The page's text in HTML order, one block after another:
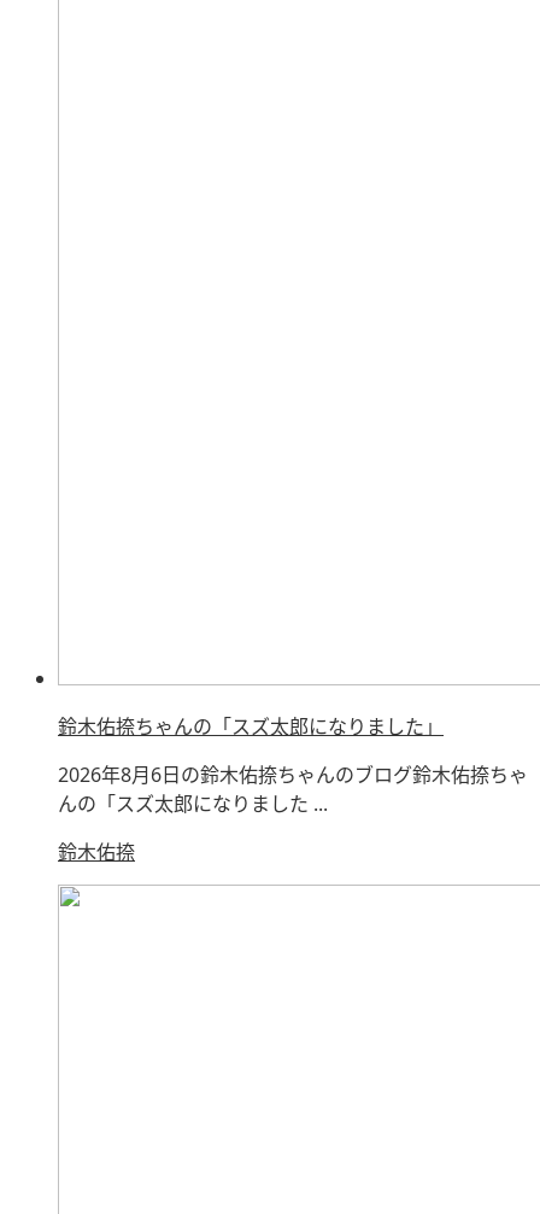
鈴木佑捺ちゃんの「スズ太郎になりました」
2026年8月6日の鈴木佑捺ちゃんのブログ鈴木佑捺ちゃ
んの「スズ太郎になりました ...
鈴木佑捺